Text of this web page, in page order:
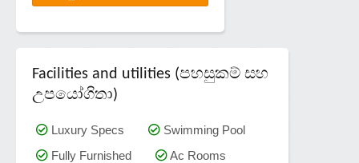
Facilities and utilities (පහසුකම් සහ
උපයෝගිතා)
Luxury Specs
Swimming Pool
Fully Furnished
Ac Rooms